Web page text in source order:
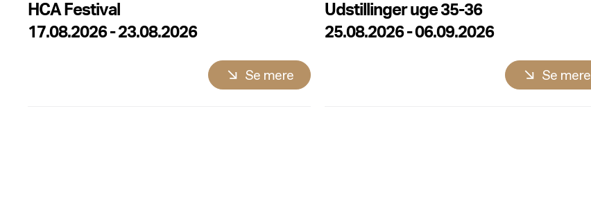
HCA Festival
17.08.2026 - 23.08.2026
Se mere
Udstillinger uge 35-36
25.08.2026 - 06.09.2026
Se mere